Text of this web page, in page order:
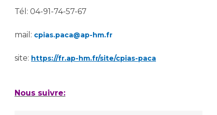
Tél: 04-91-74-57-67
mail: cpias.paca@ap-hm.fr
site: https://fr.ap-hm.fr/site/cpias-paca
Nous suivre: